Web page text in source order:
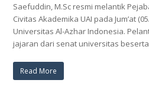
Saefuddin, M.Sc resmi melantik
Civitas Akademika UAI pada Jum’at
Universitas Al-Azhar Indonesia.
jajaran dari senat universitas
Read More